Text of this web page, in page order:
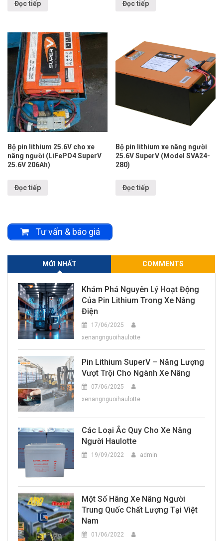
Đọc tiếp Đọc tiếp
Bộ pin lithium 25.6V cho xe
nâng người (LiFePO4 SuperV
25.6V 206Ah)
Đọc tiếp
Bộ pin lithium xe nâng người
25.6V SuperV (Model SVA24-
280)
Đọc tiếp
Tư vấn & báo giá
MỚI NHẤT COMMENTS
Khám Phá Nguyên Lý Hoạt Động
Của Pin Lithium Trong Xe Nâng
Điện
17/06/2025
xenangnguoihaulotte
Pin Lithium SuperV – Năng Lượng
Vượt Trội Cho Ngành Xe Nâng
07/06/2025
xenangnguoihaulotte
Các Loại Ắc Quy Cho Xe Nâng
Người Haulotte
19/09/2022 admin
Một Số Hãng Xe Nâng Người
Trung Quốc Chất Lượng Tại Việt
Nam
01/06/2022